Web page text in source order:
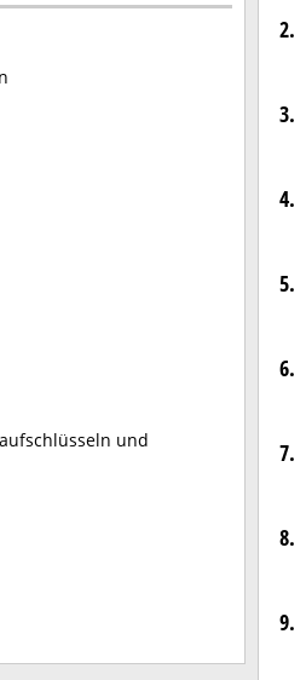
und
2.
3.
4.
5.
6.
7.
8.
9.